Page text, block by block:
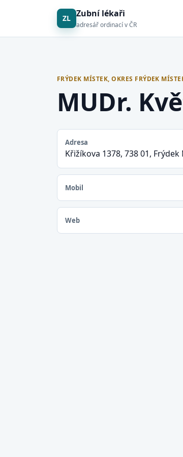
ZL Zubní lékaři
adresář ordinací v ČR
FRÝDEK MÍSTEK, OKRES FRÝDEK
MUDr.
Adresa
Křižíkova 1378, 738 01,
Mobil
Web